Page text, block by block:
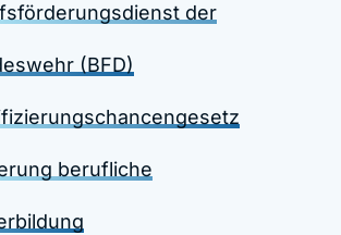
der
(BFD)
berufliche